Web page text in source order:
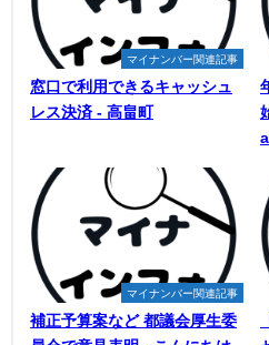
マイナンバー関連記事
窓口で利用できるキャッシュ
レス決済 - 高畠町
マイナンバー関連記事
補正予算案など 都議会厚生委